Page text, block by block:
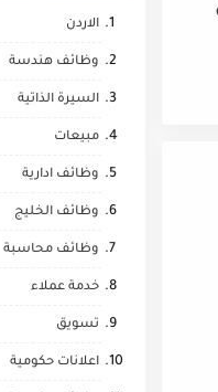
الاردن
وظائف هندسة
السيرة الذاتية
مبيعات
وظائف ادارية
وظائف الخليج
وظائف محاسبة
خدمة عملاء
تسويق
اعلانات حكومية